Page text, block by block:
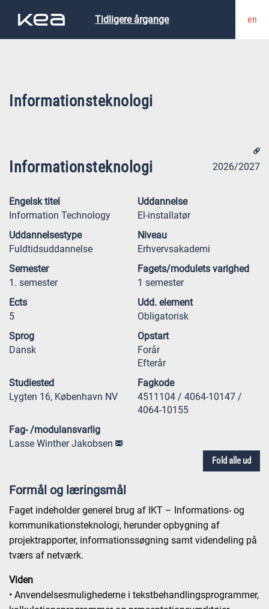
Tidligere årgange en
Informationsteknologi
Informationsteknologi 2026/2027
Engelsk titel
Information Technology
Uddannelse
El-installatør
Uddannelsestype
Fuldtidsuddannelse
Niveau
Erhvervsakademi
Semester
1. semester
Fagets/modulets varighed
1 semester
Ects
5
Udd. element
Obligatorisk
Sprog
Dansk
Opstart
Forår
Efterår
Studiested
Lygten 16, København NV
Fagkode
4511104 / 4064-10147 /
4064-10155
Fag- /modulansvarlig
Lasse Winther Jakobsen
Fold alle ud
Formål og læringsmål
Faget indeholder generel brug af IKT – Informations- og
kommunikationsteknologi, herunder opbygning af
projektrapporter, informationssøgning samt videndeling på
tværs af netværk.
Viden
• Anvendelsesmulighederne i tekstbehandlingsprogrammer,